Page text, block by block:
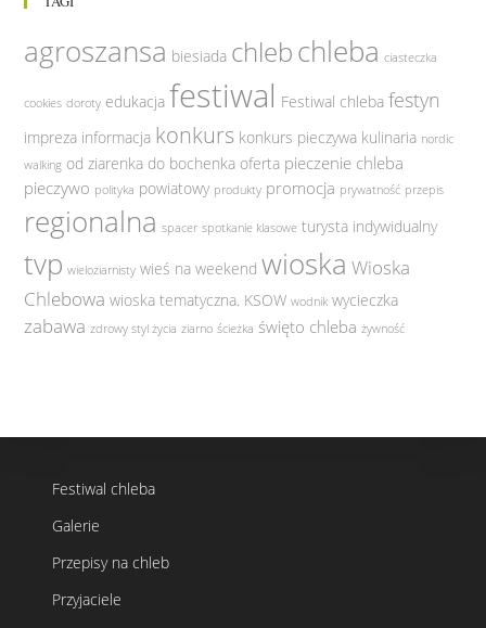
agroszansa biesiada chlebchleba ciasteczka
cookies doroty edukacja festiwal Festiwal chleba festyn
impreza informacja konkurs konkurs pieczywa kulinaria nordic
walking od ziarenka do bochenka oferta pieczenie chleba
pieczywo polityka powiatowy produkty promocja prywatność przepis
regionalna spacer spotkanie klasowe turysta indywidualny
tvp wieloziarnisty wieś na weekend wioska Wioska
Chlebowa wioska tematyczna. KSOW wodnik wycieczka
zabawa zdrowy styl życia ziarno ścieżka święto chleba żywność
Festiwal chleba
Galerie
Przepisy na chleb
Przyjaciele